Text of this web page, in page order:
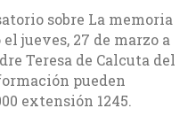
sobre La memoria
jueves, 27 de marzo a
Teresa de Calcuta del
pueden
extensión 1245.